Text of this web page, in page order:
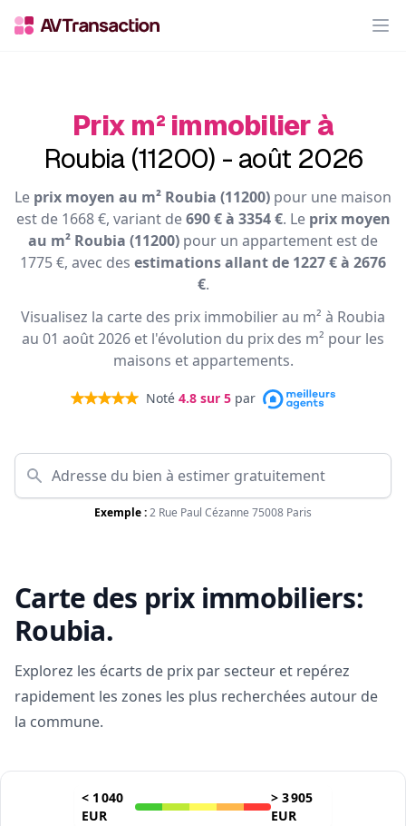
Prix m² immobilier à
Roubia (11200) - août 2026
Le prix moyen au m² Roubia (11200) pour une maison
est de 1668 €, variant de690 € à 3354 €. Le prix moyen
au m² Roubia (11200) pour un appartement est de
1775 €, avec des estimations allant de 1227 € à 2676
€.
Visualisez la carte des prix immobilier au m² à Roubia
au 01 août 2026 et l'évolution du prix des m² pour les
maisons et appartements.
Noté 4.8 sur 5 par
Exemple :2 Rue Paul Cézanne 75008 Paris
Carte des prix immobiliers:
Roubia.
Explorez les écarts de prix par secteur et repérez
rapidement les zones les plus recherchées autour de
la commune.
< 1 040
EUR
> 3 905
EUR